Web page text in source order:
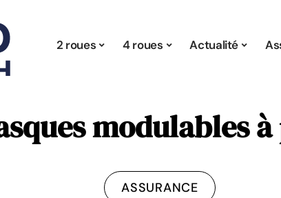
2 roues 4 roues Actualité
modulables
ASSURANCE